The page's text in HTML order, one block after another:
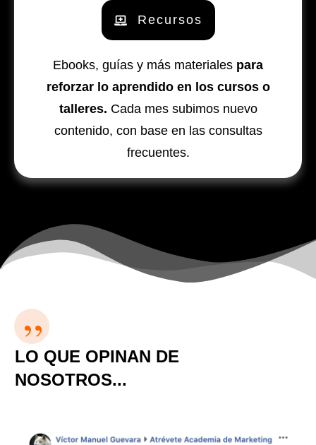
Recursos
Ebooks, guías y más materiales para
reforzar lo aprendido en los cursos o
talleres. Cada mes subimos nuevo
contenido, con base en las consultas
frecuentes.
”
LO QUE OPINAN DE
NOSOTROS...